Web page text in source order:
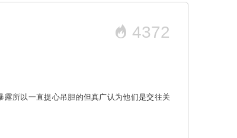
4372
露所以一直提心吊胆的但真广认为他们是交往关